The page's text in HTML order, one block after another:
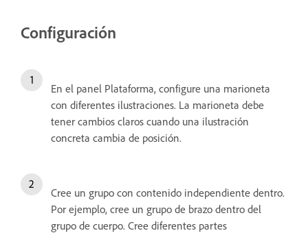
Configuración
En el panel Plataforma, configure una marioneta
con diferentes ilustraciones. La marioneta debe
tener cambios claros cuando una ilustración
concreta cambia de posición.
Cree un grupo con contenido independiente dentro.
Por ejemplo, cree un grupo de brazo dentro del
grupo de cuerpo. Cree diferentes partes